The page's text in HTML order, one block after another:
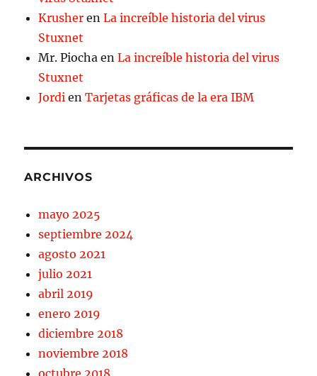
Krusher enLa increíble historia del virus
Stuxnet
Mr. Piocha enLa increíble historia del virus
Stuxnet
Jordi enTarjetas gráficas de la era IBM
ARCHIVOS
mayo 2025
septiembre 2024
agosto 2021
julio 2021
abril 2019
enero 2019
diciembre 2018
noviembre 2018